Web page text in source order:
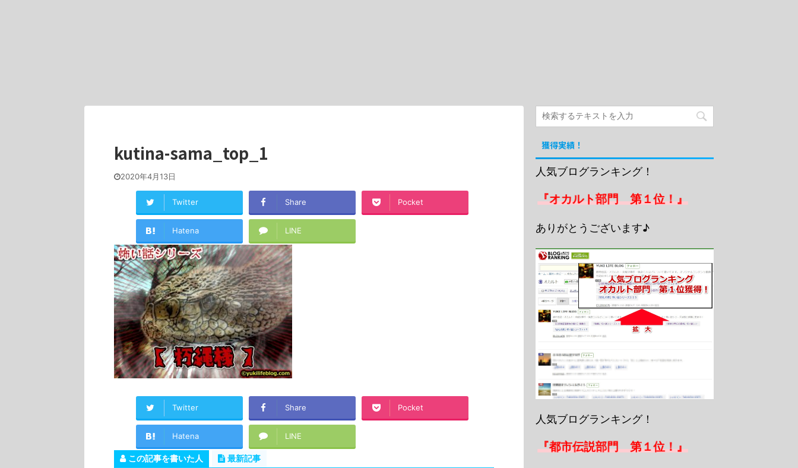
kutina-sama_top_1
2020年4月13日
Twitter Share Pocket
Hatena LINE
Twitter Share Pocket
Hatena LINE
この記事を書いた人 最新記事
獲得実績！
人気ブログランキング！
『オカルト部門 第１位！』
ありがとうございます♪
人気ブログランキング！
『都市伝説部門 第１位！』